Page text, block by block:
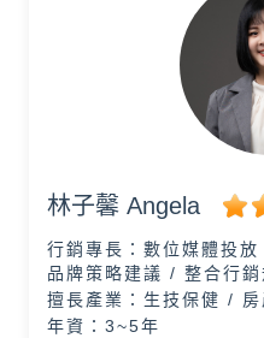
林子馨 Angela
行銷專長： 數位媒體投
品牌策略建議 / 整合行銷
擅長產業： 生技保健 / 房
年資：3~5年